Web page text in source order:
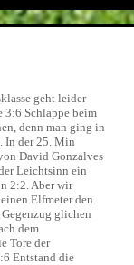
geht leider
3:6 Schlappe beim
denn man ging in
In der 25. Min
David Gonzalves
Leichtsinn ein
2:2. Aber wir
Elfmeter den
glichen
dem
Tore der
Entstand die